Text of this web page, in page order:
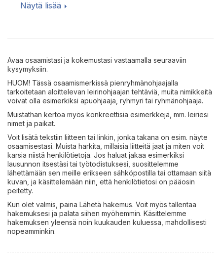
Näytä lisää
Avaa osaamistasi ja kokemustasi vastaamalla seuraaviin
kysymyksiin.
HUOM! Tässä osaamismerkissä pienryhmänohjaajalla
tarkoitetaan aloittelevan leirinohjaajan tehtäviä, muita nimikkeitä
voivat olla esimerkiksi apuohjaaja, ryhmyri tai ryhmänohjaaja.
Muistathan kertoa myös konkreettisia esimerkkejä, mm. leiriesi
nimet ja paikat.
Voit lisätä tekstiin liitteen tai linkin, jonka takana on esim. näyte
osaamisestasi. Muista harkita, millaisia liitteitä jaat ja miten voit
karsia niistä henkilötietoja. Jos haluat jakaa esimerkiksi
lausunnon itsestäsi tai työtodistuksesi, suosittelemme
lähettämään sen meille erikseen sähköpostilla tai ottamaan siitä
kuvan, ja käsittelemään niin, että henkilötietosi on pääosin
peitetty.
Kun olet valmis, paina Lähetä hakemus. Voit myös tallentaa
hakemuksesi ja palata siihen myöhemmin. Käsittelemme
hakemuksen yleensä noin kuukauden kuluessa, mahdollisesti
nopeamminkin.